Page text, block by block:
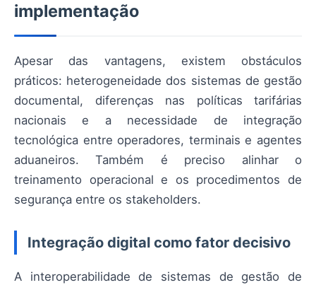
implementação
Apesar das vantagens, existem obstáculos
práticos: heterogeneidade dos sistemas de gestão
documental, diferenças nas políticas tarifárias
nacionais e a necessidade de integração
tecnológica entre operadores, terminais e agentes
aduaneiros. Também é preciso alinhar o
treinamento operacional e os procedimentos de
segurança entre os stakeholders.
Integração digital como fator decisivo
A interoperabilidade de sistemas de gestão de